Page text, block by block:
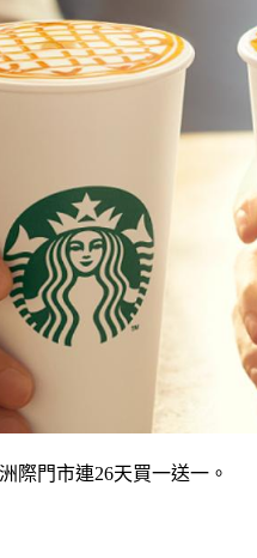
際門市連26天買一送一。